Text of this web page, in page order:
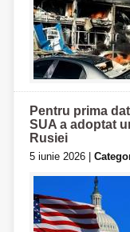
Pentru prima
SUA a adoptat
Rusiei
5 iunie 2026 |